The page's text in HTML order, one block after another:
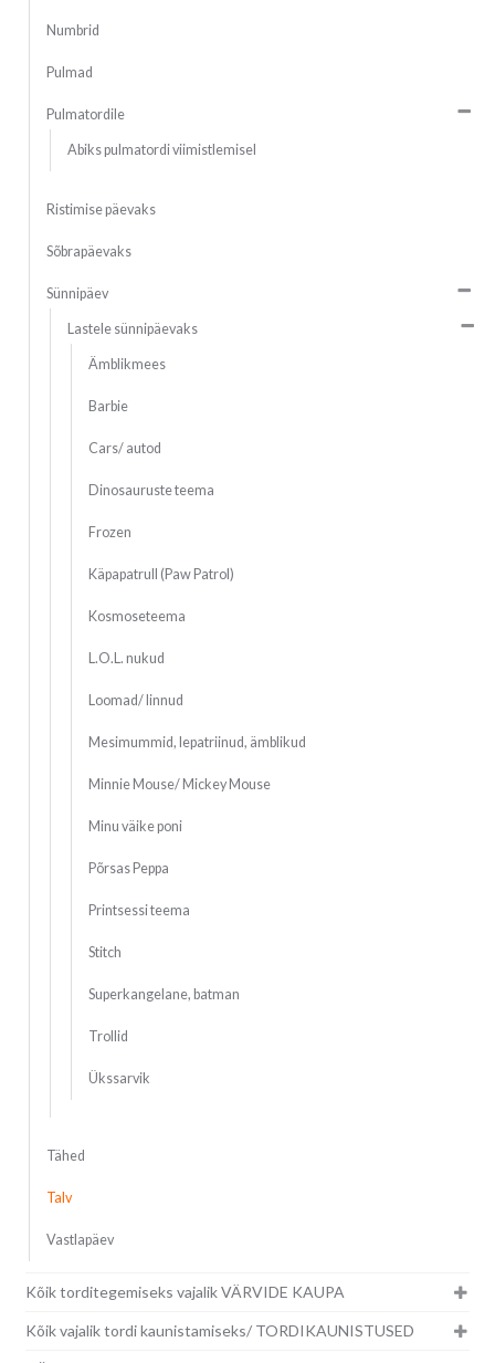
Numbrid
Pulmad
Pulmatordile
Abiks pulmatordi viimistlemisel
Ristimise päevaks
Sõbrapäevaks
Sünnipäev
Lastele sünnipäevaks
Ämblikmees
Barbie
Cars/ autod
Dinosauruste teema
Frozen
Käpapatrull (Paw Patrol)
Kosmoseteema
L.O.L. nukud
Loomad/ linnud
Mesimummid, lepatriinud, ämblikud
Minnie Mouse/ Mickey Mouse
Minu väike poni
Põrsas Peppa
Printsessi teema
Stitch
Superkangelane, batman
Trollid
Ükssarvik
Tähed
Talv
Vastlapäev
Kõik torditegemiseks vajalik VÄRVIDE KAUPA
Kõik vajalik tordi kaunistamiseks/ TORDIKAUNISTUSED